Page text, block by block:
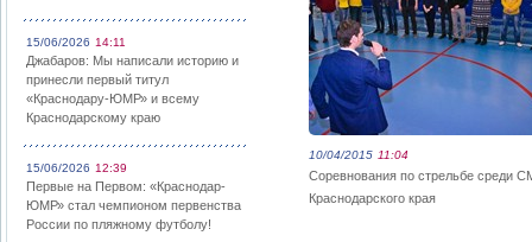
15/06/2026 14:11
Джабаров: Мы написали историю и
принесли первый титул
«Краснодару-ЮМР» и всему
Краснодарскому краю
15/06/2026 12:39
Первые на Первом: «Краснодар-
ЮМР» стал чемпионом первенства
России по пляжному футболу!
10/04/2015 11:04
Соревнования по стрельбе среди
Краснодарского края